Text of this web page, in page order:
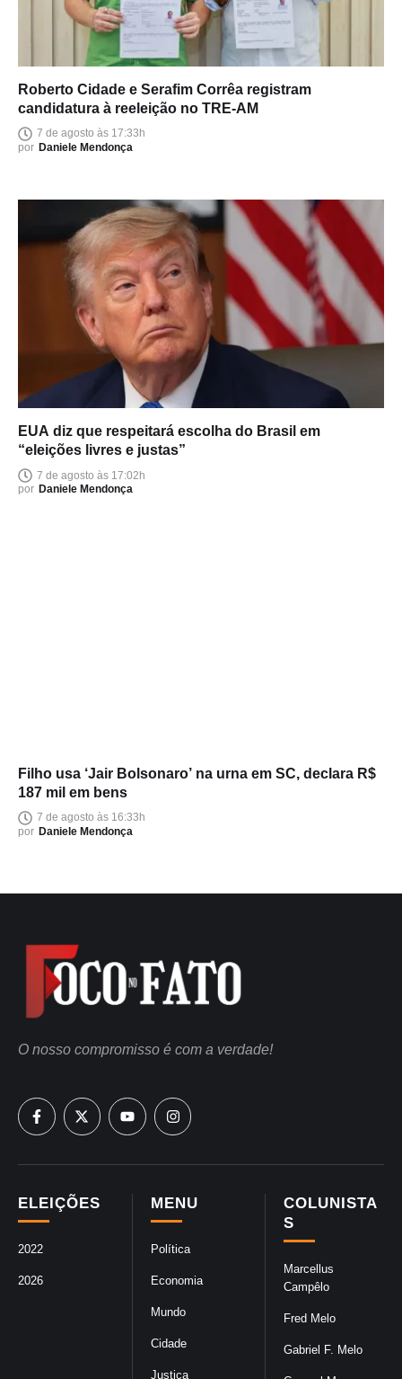
Roberto Cidade e Serafim Corrêa registram
candidatura à reeleição no TRE-AM
7 de agosto às 17:33h
por Daniele Mendonça
EUA diz que respeitará escolha do Brasil em
“eleições livres e justas”
7 de agosto às 17:02h
por Daniele Mendonça
Filho usa ‘Jair Bolsonaro’ na urna em SC, declara R$
187 mil em bens
7 de agosto às 16:33h
por Daniele Mendonça
COLUNISTA
S
Marcellus
Campêlo
Fred Melo
Gabriel F. Melo
MENU
Política
Economia
Mundo
Cidade
Justiça
ELEIÇÕES
2022
2026
O nosso compromisso é com a verdade!